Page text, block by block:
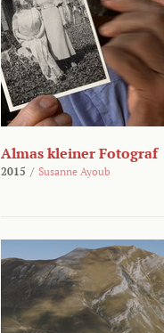
Almas kleiner Fotograf
2015 / Susanne Ayoub